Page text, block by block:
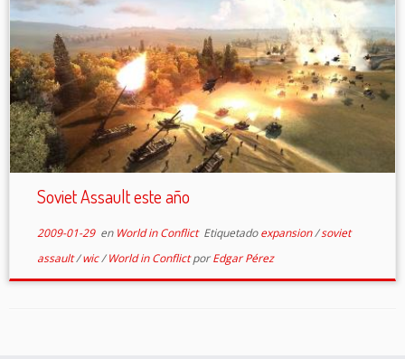
Soviet Assault este año
2009-01-29en World in Conflict Etiquetadoexpansion/soviet
assault/wic/World in ConflictporEdgar Pérez